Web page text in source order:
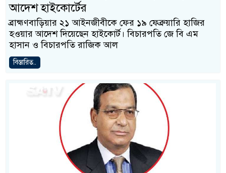
আদেশ হাইকোর্টের
ব্রাহ্মণবাড়িয়ার ২১ আইনজীবীকে ফের ১৯ ফেব্রুয়ারি হাজির
হওয়ার আদেশ দিয়েছেন হাইকোর্ট। বিচারপতি জে বি এম
হাসান ও বিচারপতি রাজিক আল
বিস্তারিত..